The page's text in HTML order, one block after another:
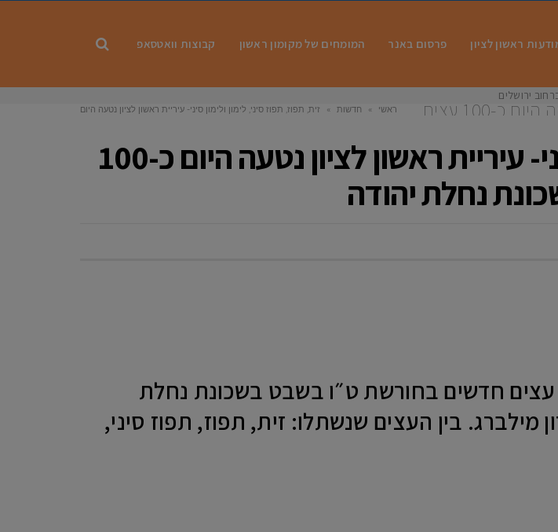
ראשון לציון פרסום באנר המומחים של מקומון ראשון קבוצות וואטסאפ
זית, תפוז, תפוז סיני, לימון ולימון סיני- עיריית ראשון לציון נטעה היום כ-100 עצים ראשי » חדשות »
זית, תפוז, תפוז סיני, לימון ולימון סיני- עיריית ראשון לציון נטעה היום
זית, תפוז, תפוז סיני, לימון ולימון סיני- עיריית ראשון לציון נטעה היום כ-100
נחלת יהודה
עיריית ראשון לציון נטעה היום כ-100 עצים חדשים בחורשת ט״ו בשבט בשכונת נחלת
מילברג. בין העצים שנשתלו: זית, תפוז, תפוז סיני,